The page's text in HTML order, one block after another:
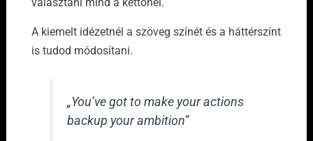
A kiemelt idézetnél a szöveg színét és a háttérszínt
is tudod módosítani.
„You’ve got to make your actions
backup your ambition”